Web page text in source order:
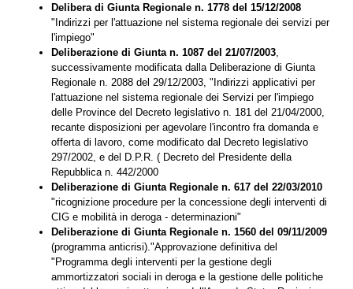
Delibera di Giunta Regionale n. 1778 del 15/12/2008
"Indirizzi per l'attuazione nel sistema regionale dei servizi per
l'impiego"
Deliberazione di Giunta n. 1087 del 21/07/2003
successivamente modificata dalla Deliberazione di Giunta
Regionale n. 2088 del 29/12/2003, "Indirizzi applicativi per
l'attuazione nel sistema regionale dei Servizi per l'impiego
delle Province del Decreto legislativo n. 181 del 21/04/2000,
recante disposizioni per agevolare l'incontro fra domanda e
offerta di lavoro, come modificato dal Decreto legislativo
297/2002, e del D.P.R. ( Decreto del Presidente della
Repubblica n. 442/2000
Deliberazione di Giunta Regionale n. 617 del 22/03/2010
"ricognizione procedure per la concessione degli interventi di
CIG e mobilità in deroga - determinazioni"
Deliberazione di Giunta Regionale n. 1560 del 09/11/2009
(programma anticrisi)."Approvazione definitiva del
"Programma degli interventi per la gestione degli
ammortizzatori sociali in deroga e la gestione delle politiche